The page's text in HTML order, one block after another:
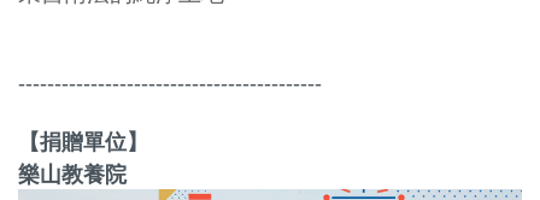
------------------------------------------
【捐贈單位】
樂山教養院